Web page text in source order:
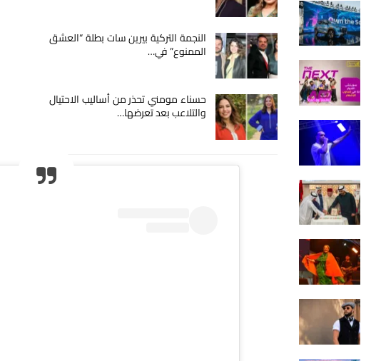
النجمة التركية بيرين سات بطلة “العشق
الممنوع” في…
حسناء مومني تحذر من أساليب الاحتيال
والتلاعب بعد تعرضها…